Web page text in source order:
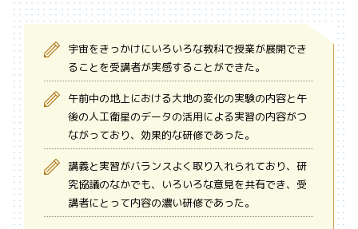
宇宙をきっかけにいろいろな教科で授業が展開でき
ることを受講者が実感することができた。
午前中の地上における大地の変化の実験の内容と午
後の人工衛星のデータの活用による実習の内容がつ
ながっており、効果的な研修であった。
講義と実習がバランスよく取り入れられており、研
究協議のなかでも、いろいろな意見を共有でき、受
講者にとって内容の濃い研修であった。